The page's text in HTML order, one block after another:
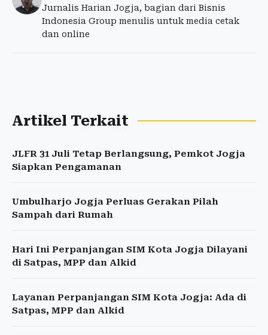
Jurnalis Harian Jogja, bagian dari Bisnis
Indonesia Group menulis untuk media cetak
dan online
Artikel Terkait
JLFR 31 Juli Tetap Berlangsung, Pemkot Jogja
Siapkan Pengamanan
Umbulharjo Jogja Perluas Gerakan Pilah
Sampah dari Rumah
Hari Ini Perpanjangan SIM Kota Jogja Dilayani
di Satpas, MPP dan Alkid
Layanan Perpanjangan SIM Kota Jogja: Ada di
Satpas, MPP dan Alkid